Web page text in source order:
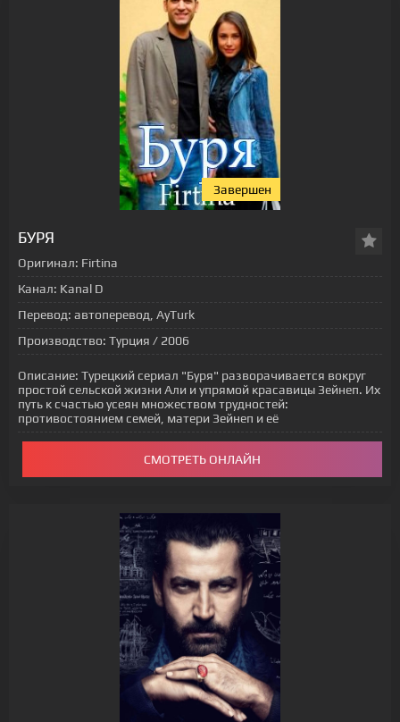
Завершен
БУРЯ
Оригинал: Firtina
Канал: Kanal D
Перевод: автоперевод, AyTurk
Производство: Турция / 2006
Описание: Турецкий сериал "Буря" разворачивается вокруг
простой сельской жизни Али и упрямой красавицы Зейнеп. Их
путь к счастью усеян множеством трудностей:
противостоянием семей, матери Зейнеп и её
СМОТРЕТЬ ОНЛАЙН